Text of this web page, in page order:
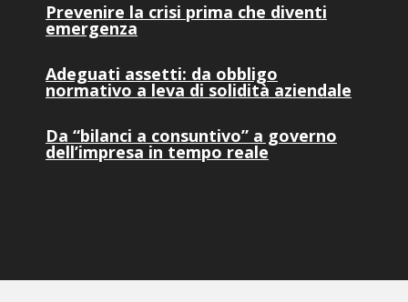
Prevenire la crisi prima che diventi
emergenza
Adeguati assetti: da obbligo
normativo a leva di solidità aziendale
Da “bilanci a consuntivo” a governo
dell’impresa in tempo reale